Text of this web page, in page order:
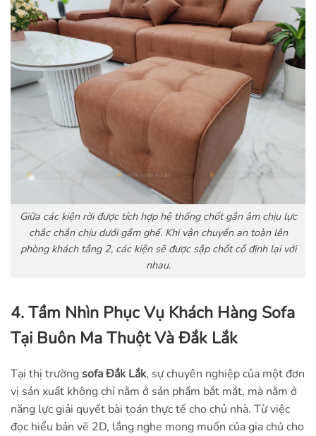
Giữa các kiện rời được tích hợp hệ thống chốt gắn âm chịu lực
chắc chắn chịu dưới gầm ghế. Khi vận chuyển an toàn lên
phòng khách tầng 2, các kiện sẽ được sập chốt cố định lại với
nhau.
4. Tầm Nhìn Phục Vụ Khách Hàng Sofa
Tại Buôn Ma Thuột Và Đắk Lắk
Tại thị trườngsofa Đắk Lắk, sự chuyên nghiệp của một đơn
vị sản xuất không chỉ nằm ở sản phẩm bắt mắt, mà nằm ở
năng lực giải quyết bài toán thực tế cho chủ nhà. Từ việc
đọc hiểu bản vẽ 2D, lắng nghe mong muốn của gia chủ cho